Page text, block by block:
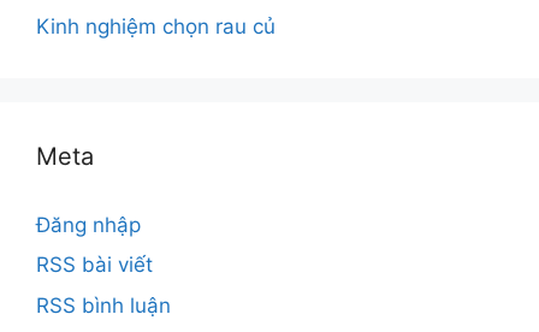
Kinh nghiệm chọn rau củ
Meta
Đăng nhập
RSS bài viết
RSS bình luận